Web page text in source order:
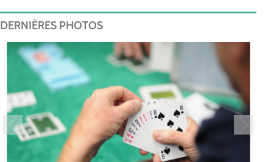
DERNIÈRES PHOTOS
Précedent